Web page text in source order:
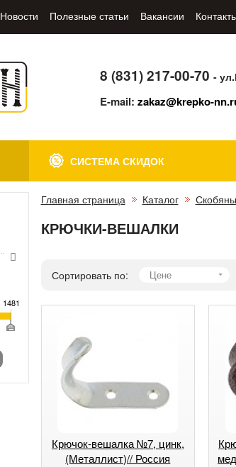
Новости Полезные статьи Вакансии
8 (831) 217-00-70-
E-mail:zakaz@krepko-
СИСТЕМА СКИДОК
1481
Главная страница Каталог
КРЮЧКИ-ВЕШАЛКИ
Сортировать по: Цене
Крючок-вешалка №7, цинк,
(Металлист)// Россия